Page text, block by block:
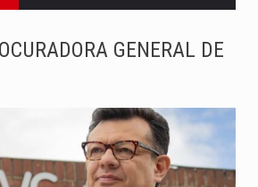
Abelardo de la Espriella asumió este viernes 7 de agosto…
GENERAL DE